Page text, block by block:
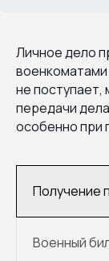
Личное дело
военкоматами
не поступает,
передачи
особенно при
Получение
Военный